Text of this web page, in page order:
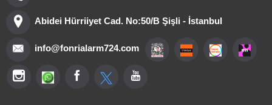
Abidei Hürriiyet Cad. No:50/B Şişli - İstanbul
info@fonrialarm724.com